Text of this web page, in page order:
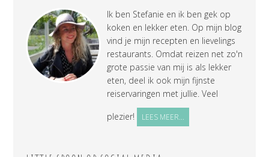
Ik ben Stefanie en ik ben gek op
koken en lekker eten. Op mijn blog
vind je mijn recepten en lievelings
restaurants. Omdat reizen net zo'n
grote passie van mij is als lekker
eten, deel ik ook mijn fijnste
reiservaringen met jullie. Veel
plezier!
LEES MEER...